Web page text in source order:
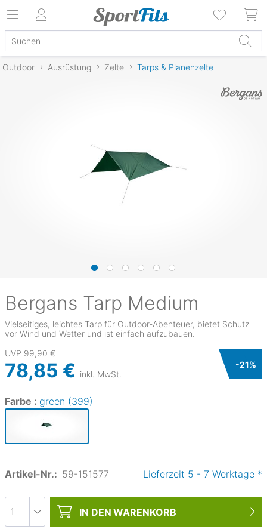
Outdoor Ausrüstung Zelte Tarps & Planenzelte
Bergans Tarp Medium
Vielseitiges, leichtes Tarp für Outdoor-Abenteuer, bietet Schutz
vor Wind und Wetter und ist einfach aufzubauen.
UVP 99,90 €
78,85 € inkl. MwSt.
-21%
Farbe : green (399)
Artikel-Nr.: 59-151577 Lieferzeit 5 - 7 Werktage *
IN DEN WARENKORB